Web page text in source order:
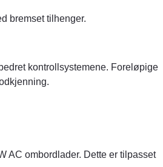
bremset tilhenger.
kontrollsystemene. Foreløpige
AC ombordlader. Dette er tilpasset